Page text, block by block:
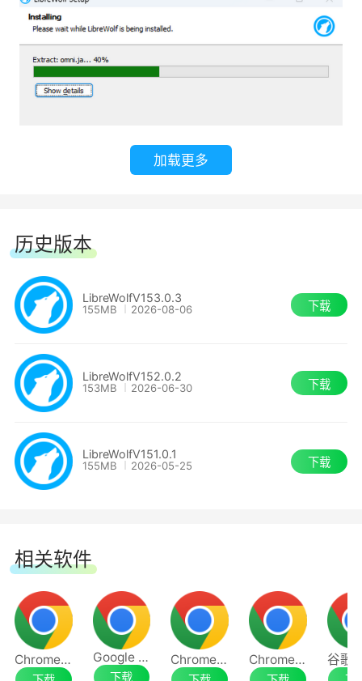
当代理使用DNS和WebRTC时，强制使用其中
一个。
修剪交叉来源的引用，避免包含完整的URI。
关闭表单自动填充。
关闭时关闭磁盘缓存并清除临时文件。
使用CRL作为 默认的证书撤销机制，因为它更
快且更隐私 定向。出于安全和可用性的考虑，浏
览器可能会退回 在某些情况下使用OCSP：当这种
情况发生时，OCSP会被订书机钉住以保护隐私。
全补丁。
决定文件下载位置时，始终强制用户操作。
在内置的PDF阅读器中禁用脚本。
防止IDN同形攻击。
加载更多
历史版本
LibreWolfV153.0.3
155MB 2026-08-06 下载
LibreWolfV152.0.2
153MB 2026-06-30 下载
LibreWolfV151.0.1
155MB 2026-05-25 下载
相关软件
Chrome 64位 Google Chrome
下载
Chrome浏览器最新版 Chrome浏览器